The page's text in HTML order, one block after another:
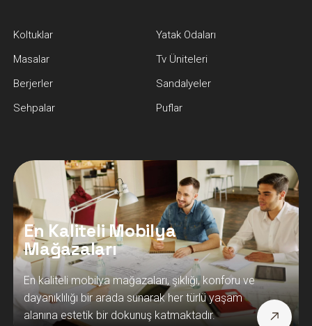
Koltuklar
Yatak Odaları
Masalar
Tv Üniteleri
Berjerler
Sandalyeler
Sehpalar
Puflar
En Kaliteli Mobilya
Mağazaları
En kaliteli mobilya mağazaları, şıklığı, konforu ve
dayanıklılığı bir arada sunarak her türlü yaşam
alanına estetik bir dokunuş katmaktadır.